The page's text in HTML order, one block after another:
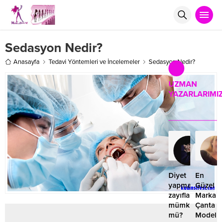
Sedasyon Nedir?
Anasayfa Tedavi Yöntemleri ve İncelemeler Sedasyon Nedir?
UZMAN
Diyet
yapmadan
zayıflamak
mümkün
mü?
En
Güzel
Marka
Çanta